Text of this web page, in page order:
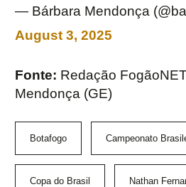
— Bárbara Mendonça
August 3, 2025
Fonte: Redação
Mendonça (GE)
Botafogo Campeonato
Copa do Brasil Nathan